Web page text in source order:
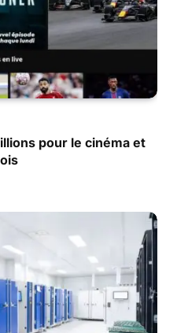
pour le cinéma et